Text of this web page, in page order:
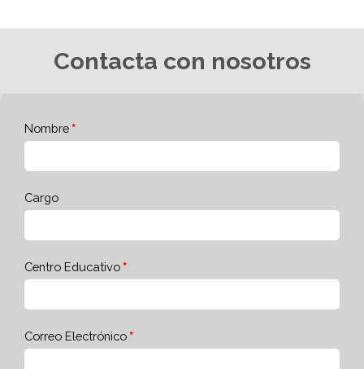
Contacta con nosotros
Nombre
Cargo
Centro Educativo
Correo Electrónico